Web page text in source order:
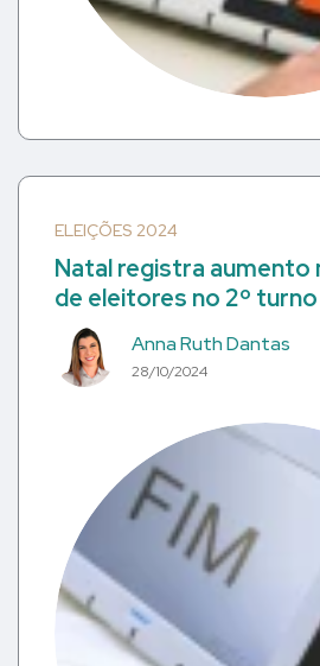
ELEIÇÕES 2024
Natal registra aumento
de eleitores no 2º turno
Anna Ruth Dantas
28/10/2024